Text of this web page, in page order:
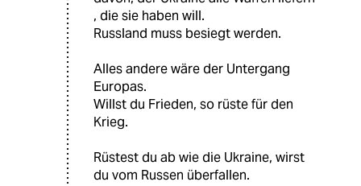
, die sie haben will.
Russland muss besiegt werden.
Alles andere wäre der Untergang
Europas.
Willst du Frieden, so rüste für den
Krieg.
Rüstest du ab wie die Ukraine, wirst
du vom Russen überfallen.